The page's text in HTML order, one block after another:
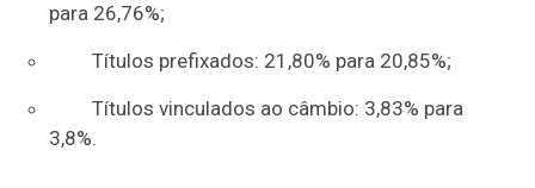
para 26,76%;
Títulos prefixados: 21,80% para 20,85%;
Títulos vinculados ao câmbio: 3,83% para
3,8%.